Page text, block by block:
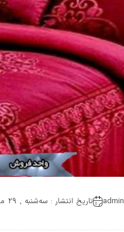
admin تاریخ انتشار : سه‌شنبه , 29 مارس 2022